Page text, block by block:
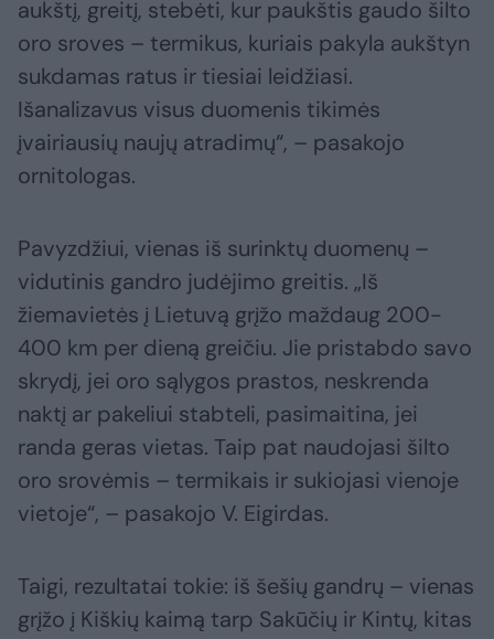
aukštį, greitį, stebėti, kur paukštis gaudo šilto
oro sroves – termikus, kuriais pakyla aukštyn
sukdamas ratus ir tiesiai leidžiasi.
Išanalizavus visus duomenis tikimės
įvairiausių naujų atradimų“, – pasakojo
ornitologas.
Pavyzdžiui, vienas iš surinktų duomenų –
vidutinis gandro judėjimo greitis. „Iš
žiemavietės į Lietuvą grįžo maždaug 200-
400 km per dieną greičiu. Jie pristabdo savo
skrydį, jei oro sąlygos prastos, neskrenda
naktį ar pakeliui stabteli, pasimaitina, jei
randa geras vietas. Taip pat naudojasi šilto
oro srovėmis – termikais ir sukiojasi vienoje
vietoje“, – pasakojo V. Eigirdas.
Taigi, rezultatai tokie: iš šešių gandrų – vienas
grįžo į Kiškių kaimą tarp Sakūčių ir Kintų, kitas